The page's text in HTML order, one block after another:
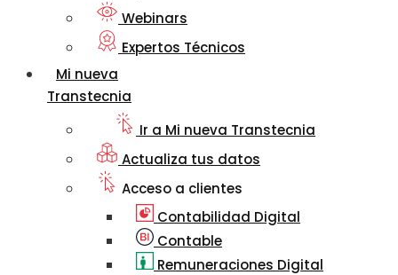
Webinars
Expertos Técnicos
Mi nueva
Transtecnia
Ir a Mi nueva Transtecnia
Actualiza tus datos
Acceso a clientes
Contabilidad Digital
Contable
Remuneraciones Digital